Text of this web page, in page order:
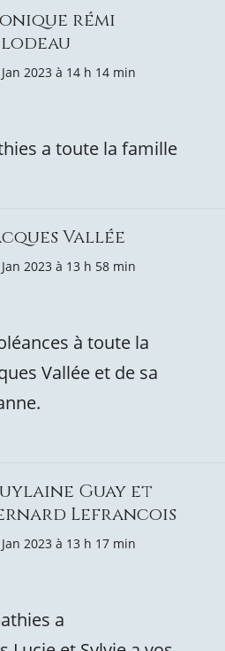
rémi
2023 à 14 h 14 min
a toute la famille
Vallée
2023 à 13 h 58 min
à toute la
Vallée et de sa
Guay et
Lefrancois
2023 à 13 h 17 min
a